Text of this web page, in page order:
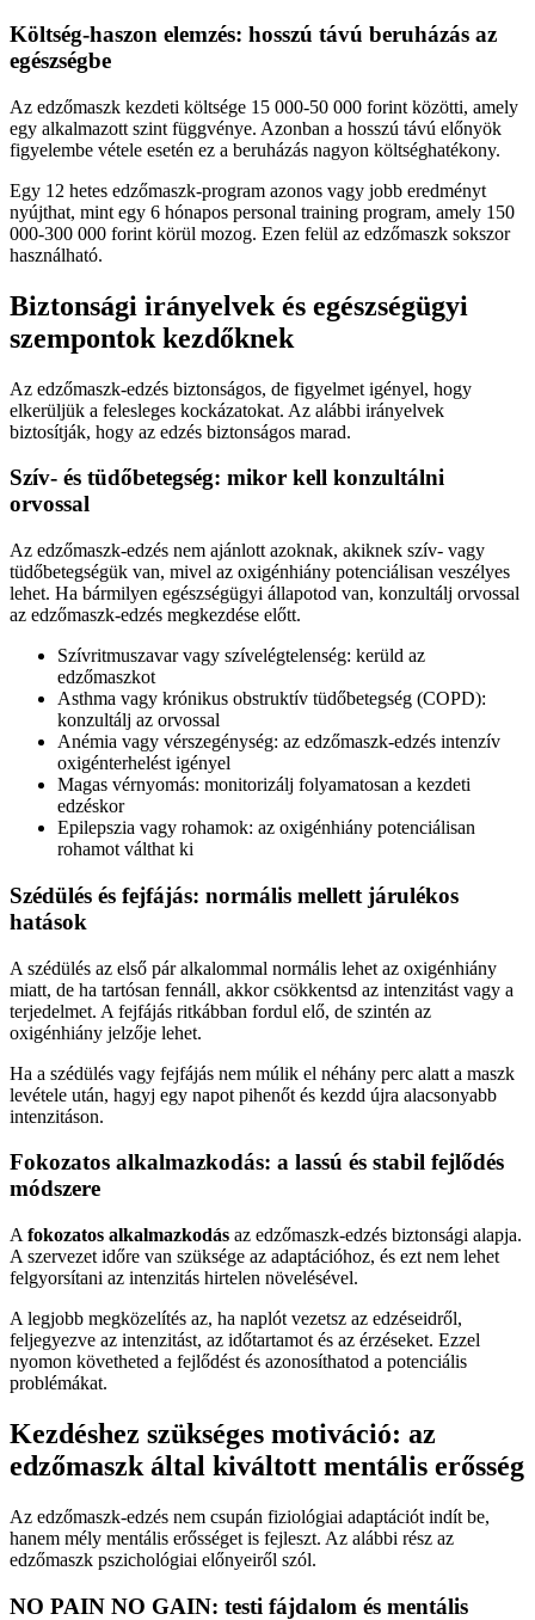
Költség-haszon elemzés: hosszú távú beruházás az
egészségbe
Az edzőmaszk kezdeti költsége 15 000-50 000 forint közötti, amely
egy alkalmazott szint függvénye. Azonban a hosszú távú előnyök
figyelembe vétele esetén ez a beruházás nagyon költséghatékony.
Egy 12 hetes edzőmaszk-program azonos vagy jobb eredményt
nyújthat, mint egy 6 hónapos personal training program, amely 150
000-300 000 forint körül mozog. Ezen felül az edzőmaszk sokszor
használható.
Biztonsági irányelvek és egészségügyi
szempontok kezdőknek
Az edzőmaszk-edzés biztonságos, de figyelmet igényel, hogy
elkerüljük a felesleges kockázatokat. Az alábbi irányelvek
biztosítják, hogy az edzés biztonságos marad.
Szív- és tüdőbetegség: mikor kell konzultálni
orvossal
Az edzőmaszk-edzés nem ajánlott azoknak, akiknek szív- vagy
tüdőbetegségük van, mivel az oxigénhiány potenciálisan veszélyes
lehet. Ha bármilyen egészségügyi állapotod van, konzultálj orvossal
az edzőmaszk-edzés megkezdése előtt.
Szívritmuszavar vagy szívelégtelenség: kerüld az
edzőmaszkot
Asthma vagy krónikus obstruktív tüdőbetegség (COPD):
konzultálj az orvossal
Anémia vagy vérszegénység: az edzőmaszk-edzés intenzív
oxigénterhelést igényel
Magas vérnyomás: monitorizálj folyamatosan a kezdeti
edzéskor
Epilepszia vagy rohamok: az oxigénhiány potenciálisan
rohamot válthat ki
Szédülés és fejfájás: normális mellett járulékos
hatások
A szédülés az első pár alkalommal normális lehet az oxigénhiány
miatt, de ha tartósan fennáll, akkor csökkentsd az intenzitást vagy a
terjedelmet. A fejfájás ritkábban fordul elő, de szintén az
oxigénhiány jelzője lehet.
Ha a szédülés vagy fejfájás nem múlik el néhány perc alatt a maszk
levétele után, hagyj egy napot pihenőt és kezdd újra alacsonyabb
intenzitáson.
Fokozatos alkalmazkodás: a lassú és stabil fejlődés
módszere
A fokozatos alkalmazkodás az edzőmaszk-edzés biztonsági alapja.
A szervezet időre van szüksége az adaptációhoz, és ezt nem lehet
felgyorsítani az intenzitás hirtelen növelésével.
A legjobb megközelítés az, ha naplót vezetsz az edzéseidről,
feljegyezve az intenzitást, az időtartamot és az érzéseket. Ezzel
nyomon követheted a fejlődést és azonosíthatod a potenciális
problémákat.
Kezdéshez szükséges motiváció: az
edzőmaszk által kiváltott mentális erősség
Az edzőmaszk-edzés nem csupán fiziológiai adaptációt indít be,
hanem mély mentális erősséget is fejleszt. Az alábbi rész az
edzőmaszk pszichológiai előnyeiről szól.
NO PAIN NO GAIN: testi fájdalom és mentális